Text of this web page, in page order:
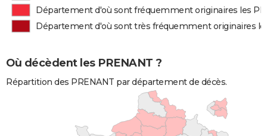
Département d'où sont fréquemment originaires les
Département d'où sont très fréquemment originaires
Où décèdent les PRENANT ?
Répartition des PRENANT par département de décès.